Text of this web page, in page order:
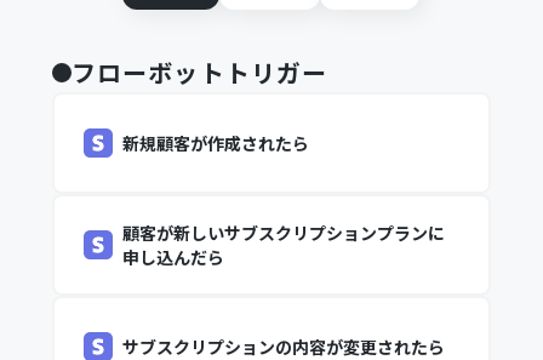
フローボットトリガー
新規顧客が作成されたら
顧客が新しいサブスクリプションプランに
申し込んだら
サブスクリプションの内容が変更されたら